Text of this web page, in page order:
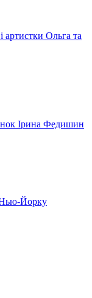
артистки Ольга та
Ірина Федишин
Нью-Йорку